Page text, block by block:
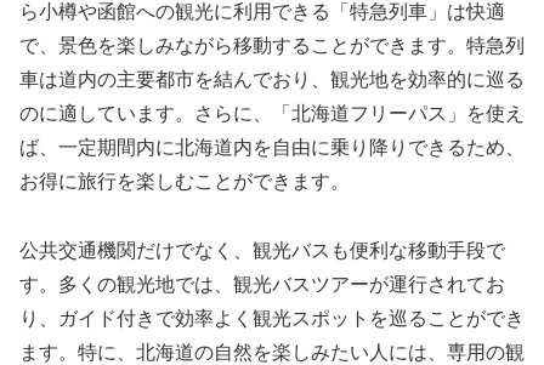
ら小樽や函館への観光に利用できる「特急列車」は快適
で、景色を楽しみながら移動することができます。特急列
車は道内の主要都市を結んでおり、観光地を効率的に巡る
のに適しています。さらに、「北海道フリーパス」を使え
ば、一定期間内に北海道内を自由に乗り降りできるため、
お得に旅行を楽しむことができます。
公共交通機関だけでなく、観光バスも便利な移動手段で
す。多くの観光地では、観光バスツアーが運行されてお
り、ガイド付きで効率よく観光スポットを巡ることができ
ます。特に、北海道の自然を楽しみたい人には、専用の観